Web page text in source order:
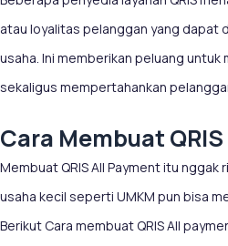
atau loyalitas pelanggan yang dapat
usaha. Ini memberikan peluang untuk
sekaligus mempertahankan
Cara Membuat
Membuat QRIS All Payment itu nggak
usaha kecil seperti UMKM pun bisa
Berikut Cara membuat QRIS All